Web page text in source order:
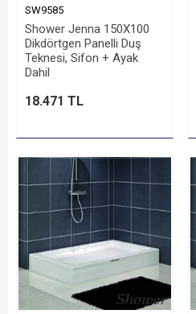
SW9585
Shower Jenna 150X100
Dikdörtgen Panelli Duş
Teknesi, Sifon + Ayak
Dahil
18.471 TL